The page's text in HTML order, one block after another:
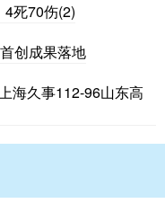
死70伤(2)
创成果落地
海久事112-96山东高